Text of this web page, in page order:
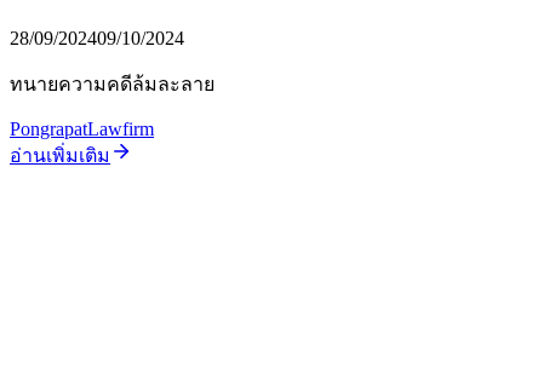
28/09/202409/10/2024
ทนายความคดีล้มละลาย
PongrapatLawfirm
อ่านเพิ่มเติม